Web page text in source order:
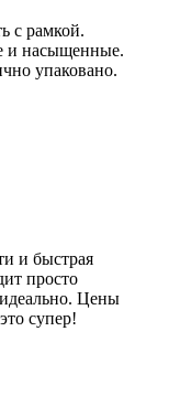
с рамкой.
и насыщенные.
упаковано.
и быстрая
просто
Цены
супер!